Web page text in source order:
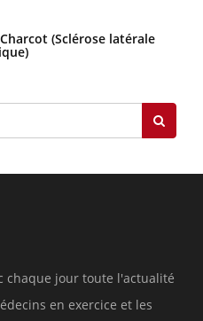
(Sclérose latérale
chaque jour toute l'actualité
en exercice et les